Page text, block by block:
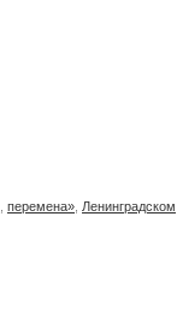
перемена» Ленинградском